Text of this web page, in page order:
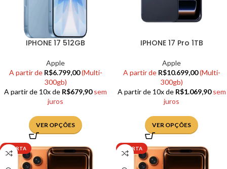
IPHONE 17 512GB
Apple
A partir de R$6.799,00(Multi-
300gb)
A partir de 10x de R$679,90 sem
juros
VER OPÇÕES
IPHONE 17 Pro 1TB
Apple
A partir de R$10.699,00(Multi-
300gb)
A partir de 10x de R$1.069,90 sem
juros
VER OPÇÕES
OFERTA OFERTA